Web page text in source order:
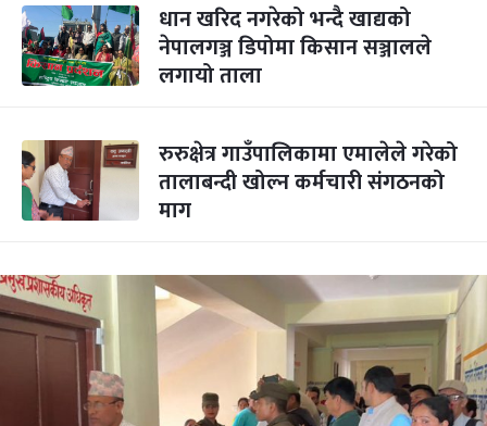
धान खरिद नगरेको भन्दै खाद्यको
नेपालगञ्ज डिपोमा किसान सञ्जालले
लगायो ताला
रुरुक्षेत्र गाउँपालिकामा एमालेले गरेको
तालाबन्दी खोल्न कर्मचारी संगठनको
माग